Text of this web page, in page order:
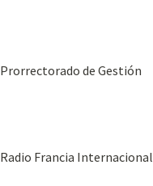
Prorrectorado de Gestión
Radio Francia Internacional